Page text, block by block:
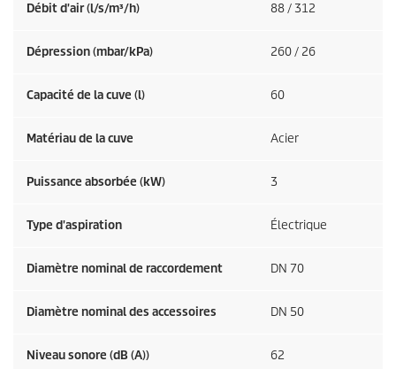
Débit d'air (l/s/m³/h) 88 / 312
Dépression (mbar/kPa) 260 / 26
Capacité de la cuve (l) 60
Matériau de la cuve Acier
Puissance absorbée (kW) 3
Type d'aspiration Électrique
Diamètre nominal de raccordement DN 70
Diamètre nominal des accessoires DN 50
Niveau sonore (dB (A)) 62